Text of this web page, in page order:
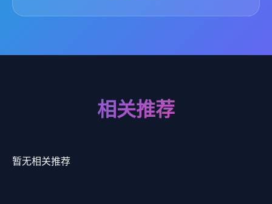
相关推荐
暂无相关推荐